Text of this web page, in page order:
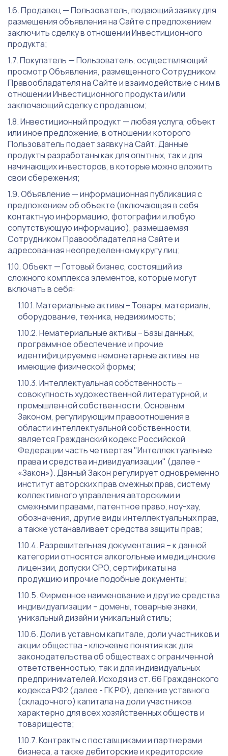
Продавец — Пользователь, подающий заявку для
размещения объявления на Сайте с предложением
заключить сделку в отношении Инвестиционного
продукта;
Покупатель — Пользователь, осуществляющий
просмотр Объявления, размещенного Сотрудником
Правообладателя на Сайте и взаимодействие с ним в
отношении Инвестиционного продукта и/или
заключающий сделку с продавцом;
Инвестиционный продукт — любая услуга, объект
или иное предложение, в отношении которого
Пользователь подает заявку на Сайт. Данные
продукты разработаны как для опытных, так и для
начинающих инвесторов, в которые можно вложить
свои сбережения;
Объявление — информационная публикация с
предложением об объекте (включающая в себя
контактную информацию, фотографии и любую
сопутствующую информацию), размещаемая
Сотрудником Правообладателя на Сайте и
адресованная неопределенному кругу лиц;
Объект — Готовый бизнес, состоящий из
сложного комплекса элементов, которые могут
включать в себя:
Материальные активы – Товары, материалы,
оборудование, техника, недвижимость;
Нематериальные активы – Базы данных,
программное обеспечение и прочие
идентифицируемые немонетарные активы, не
имеющие физической формы;
Интеллектуальная собственность –
совокупность художественной литературной, и
промышленной собственности. Основным
Законом, регулирующим правоотношения в
области интеллектуальной собственности,
является Гражданский кодекс Российской
Федерации часть четвертая "Интеллектуальные
права и средства индивидуализации" (далее -
«Закон»). Данный Закон регулирует одновременно
институт авторских прав смежных прав, систему
коллективного управления авторскими и
смежными правами, патентное право, ноу-хау,
обозначения, другие виды интеллектуальных прав,
а также устанавливает средства защиты прав;
Разрешительная документация – к данной
категории относятся алкогольные и медицинские
лицензии, допуски СРО, сертификаты на
продукцию и прочие подобные документы;
Фирменное наименование и другие средства
индивидуализации – домены, товарные знаки,
уникальный дизайн и уникальный стиль;
Доли в уставном капитале, доли участников и
акции общества - ключевые понятия как для
законодательства об обществах с ограниченной
ответственностью, так и для индивидуальных
предпринимателей. Исходя из ст. 66 Гражданского
кодекса РФ2 (далее - ГК РФ), деление уставного
(складочного) капитала на доли участников
характерно для всех хозяйственных обществ и
товариществ;
Контракты с поставщиками и партнерами
бизнеса, а также дебиторские и кредиторские